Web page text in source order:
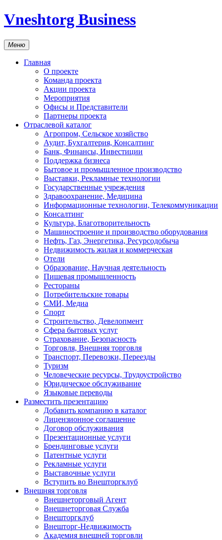
Vneshtorg Business
Меню
Главная
О проекте
Команда проекта
Акции проекта
Мероприятия
Офисы и Представители
Партнеры проекта
Отраслевой каталог
Агропром, Сельское хозяйство
Аудит, Бухгалтерия, Консалтинг
Банк, Финансы, Инвестиции
Поддержка бизнеса
Бытовое и промышленное производство
Выставки, Рекламные технологии
Государственные учреждения
Здравоохранение, Медицина
Информационные технологии, Телекоммуникации
Консалтинг
Культура, Благотворительность
Машиностроение и производство оборудования
Нефть, Газ, Энергетика, Ресурсодобыча
Недвижимость жилая и коммерческая
Отели
Образование, Научная деятельность
Пишевая промышленность
Рестораны
Потребительские товары
СМИ, Медиа
Спорт
Строительство, Девелопмент
Сфера бытовых услуг
Страхование, Безопасность
Торговля, Внешняя торговля
Транспорт, Перевозки, Переезды
Туризм
Человеческие ресурсы, Трудоустройство
Юридическое обслуживание
Языковые переводы
Разместить презентацию
Добавить компанию в каталог
Лицензионное соглашение
Договор обслуживания
Презентационные услуги
Брендинговые услуги
Патентные услуги
Рекламные услуги
Выставочные услуги
Вступить во Внешторгклуб
Внешняя торговля
Внешнеторговый Агент
Внешнеторговая Служба
Внешторгклуб
Внешторг-Недвижимость
Академия внешней торговли